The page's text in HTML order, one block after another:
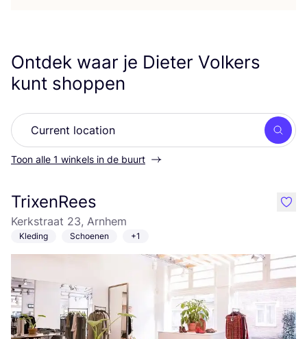
Ontdek waar je Dieter Volkers
kunt shoppen
Zoek
Toon alle 1 winkels in de buurt
TrixenRees
Kerkstraat 23, Arnhem
Kleding Schoenen +1
like